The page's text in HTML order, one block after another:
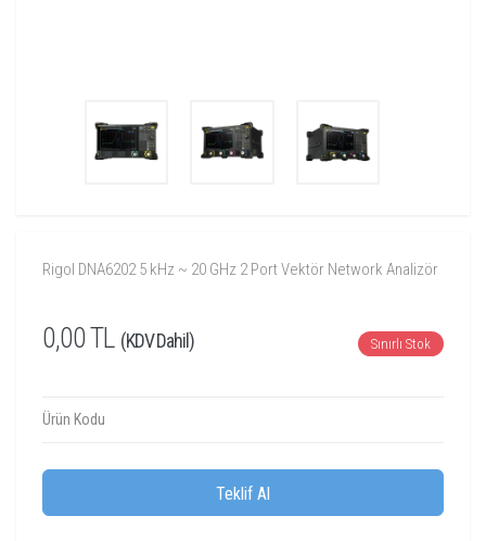
Rigol DNA6202 5 kHz ~ 20 GHz 2 Port Vektör Network Analizör
0,00 TL (KDV Dahil) Sınırlı Stok
Ürün Kodu
Teklif Al